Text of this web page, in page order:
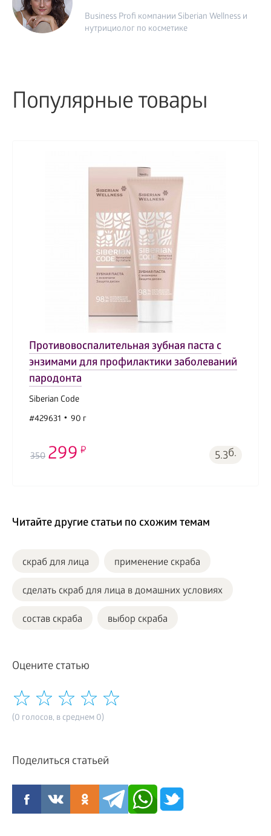
Business Profi компании Siberian Wellness и
нутрициолог по косметике
Популярные товары
Противовоспалительная зубная паста с
энзимами для профилактики заболеваний
пародонта
Siberian Code
#429631
90 г
350 299 5.3б.
Читайте другие статьи по схожим темам
скраб для лица применение скраба
сделать скраб для лица в домашних условиях
состав скраба выбор скраба
Оцените статью
(0 голосов, в среднем 0)
Поделиться статьей